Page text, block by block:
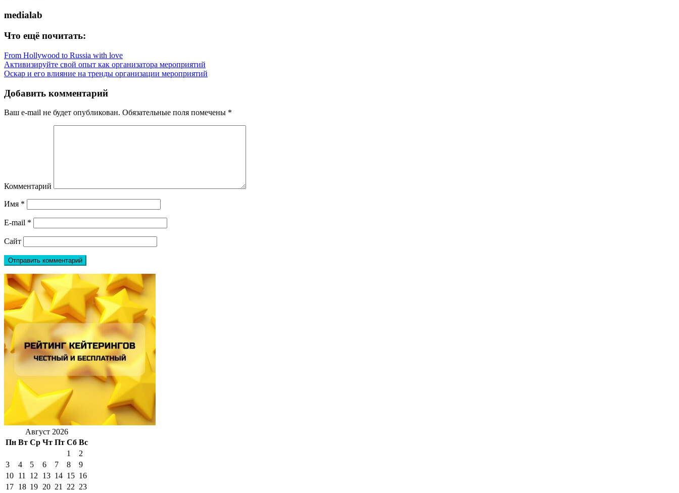
medialab
Что ещё почитать:
From Hollywood to Russia with love
Активизируйте свой опыт как организатора мероприятий
Оскар и его влияние на тренды организации мероприятий
Добавить комментарий
Ваш e-mail не будет опубликован. Обязательные поля помечены *
Комментарий
Имя *
E-mail *
Сайт
Август 2026
Пн Вт Ср Чт Пт Сб Вс
1
2
3
4 5 6 7 8
9
10 11 12 13 14 15 16
17 18 19 20 21 22 23